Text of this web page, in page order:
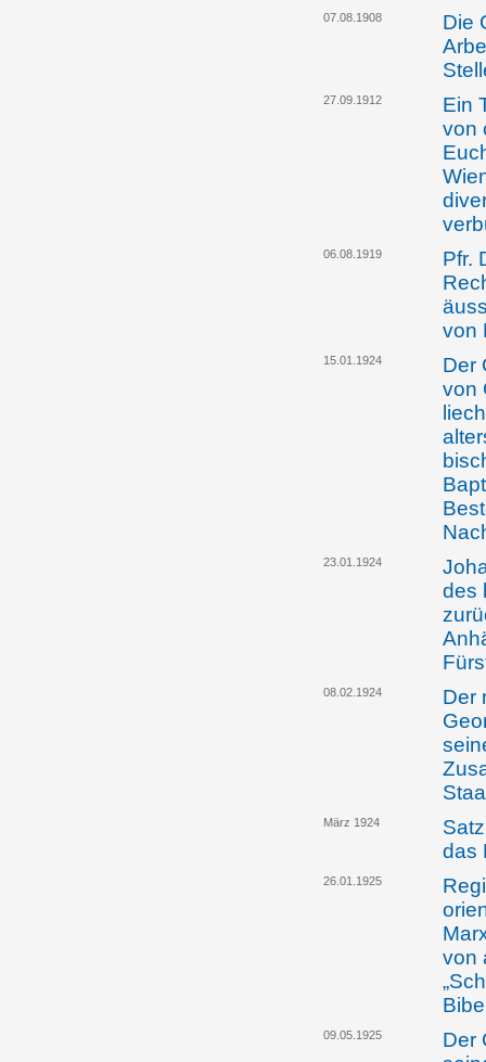
07.08.1908
Die
27.09.1912
Ein
von
06.08.1919
Pfr.
von
15.01.1924
Der
von
23.01.1924
des
08.02.1924
Der
März 1924
das
26.01.1925
von
09.05.1925
Der